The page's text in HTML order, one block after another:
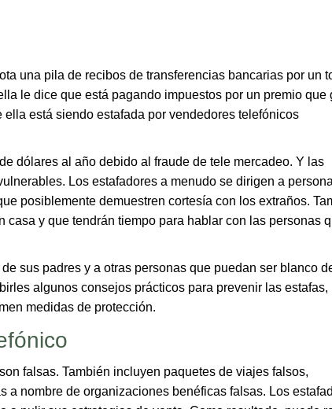
una pila de recibos de transferencias bancarias por un
le dice que está pagando impuestos por un premio que
está siendo estafada por vendedores telefónicos
dólares al año debido al fraude de tele mercadeo. Y las
Los estafadores a menudo se dirigen a
posiblemente demuestren cortesía con los extraños.
y que tendrán tiempo para hablar con las personas
sus padres y a otras personas que puedan ser blanco
algunos consejos prácticos para prevenir las estafas,
medidas de protección.
falsas. También incluyen paquetes de viajes falsos,
a nombre de organizaciones benéficas falsas. Los